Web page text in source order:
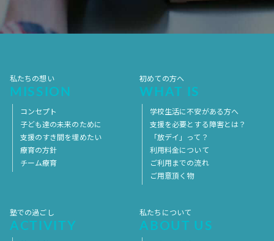
2017年5月
2017年4月
私たちの想い
MISSION
コンセプト
子ども達の未来のために
支援のすき間を埋めたい
療育の方針
チーム療育
初めての方へ
WHAT IS
学校生活に不安がある方へ
支援を必要とする障害とは？
「放デイ」って？
利用料金について
ご利用までの流れ
ご用意頂く物
塾での過ごし
ACTIVITY
私たちについて
ABOUT US